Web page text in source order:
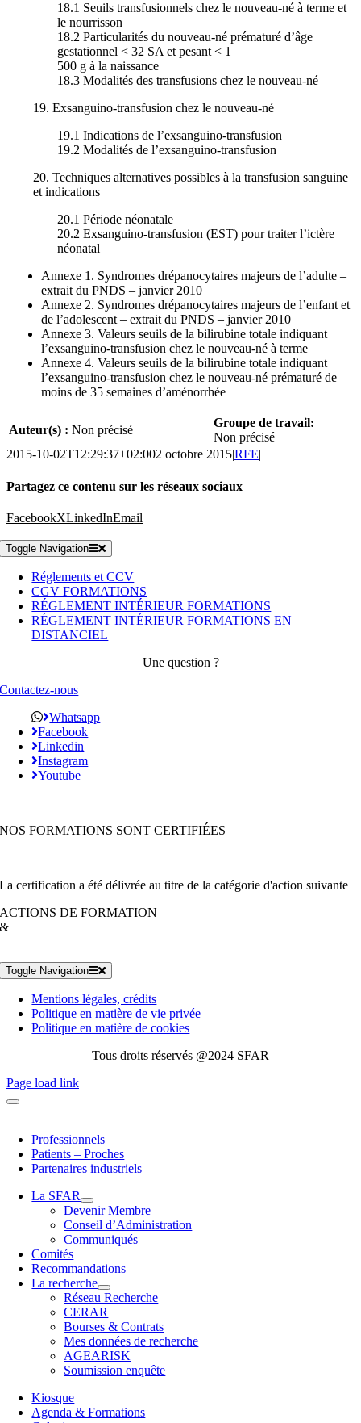
18.1 Seuils transfusionnels chez le nouveau-né à terme et
le nourrisson
18.2 Particularités du nouveau-né prématuré d’âge
gestationnel < 32 SA et pesant < 1
500 g à la naissance
18.3 Modalités des transfusions chez le nouveau-né
19. Exsanguino-transfusion chez le nouveau-né
19.1 Indications de l’exsanguino-transfusion
19.2 Modalités de l’exsanguino-transfusion
20. Techniques alternatives possibles à la transfusion sanguine
et indications
20.1 Période néonatale
20.2 Exsanguino-transfusion (EST) pour traiter l’ictère
néonatal
Annexe 1. Syndromes drépanocytaires majeurs de l’adulte –
extrait du PNDS – janvier 2010
Annexe 2. Syndromes drépanocytaires majeurs de l’enfant et
de l’adolescent – extrait du PNDS – janvier 2010
Annexe 3. Valeurs seuils de la bilirubine totale indiquant
l’exsanguino-transfusion chez le nouveau-né à terme
Annexe 4. Valeurs seuils de la bilirubine totale indiquant
l’exsanguino-transfusion chez le nouveau-né prématuré de
moins de 35 semaines d’aménorrhée
Auteur(s) : Non précisé
Groupe de travail:
Non précisé
2015-10-02T12:29:37+02:002 octobre 2015|RFE|
Partagez ce contenu sur les réseaux sociaux
FacebookXLinkedInEmail
Toggle Navigation
Réglements et CCV
CGV FORMATIONS
RÉGLEMENT INTÉRIEUR FORMATIONS
RÉGLEMENT INTÉRIEUR FORMATIONS EN
DISTANCIEL
Une question ?
Contactez-nous
Whatsapp
Facebook
Linkedin
Instagram
Youtube
NOS FORMATIONS SONT CERTIFIÉES
La certification a été délivrée au titre de la catégorie d'action suivante
ACTIONS DE FORMATION
&
Toggle Navigation
Mentions légales, crédits
Politique en matière de vie privée
Politique en matière de cookies
Tous droits réservés @2024 SFAR
Page load link
Professionnels
Patients – Proches
Partenaires industriels
La SFAR
Devenir Membre
Conseil d’Administration
Communiqués
Comités
Recommandations
La recherche
Réseau Recherche
CERAR
Bourses & Contrats
Mes données de recherche
AGEARISK
Soumission enquête
Kiosque
Agenda & Formations